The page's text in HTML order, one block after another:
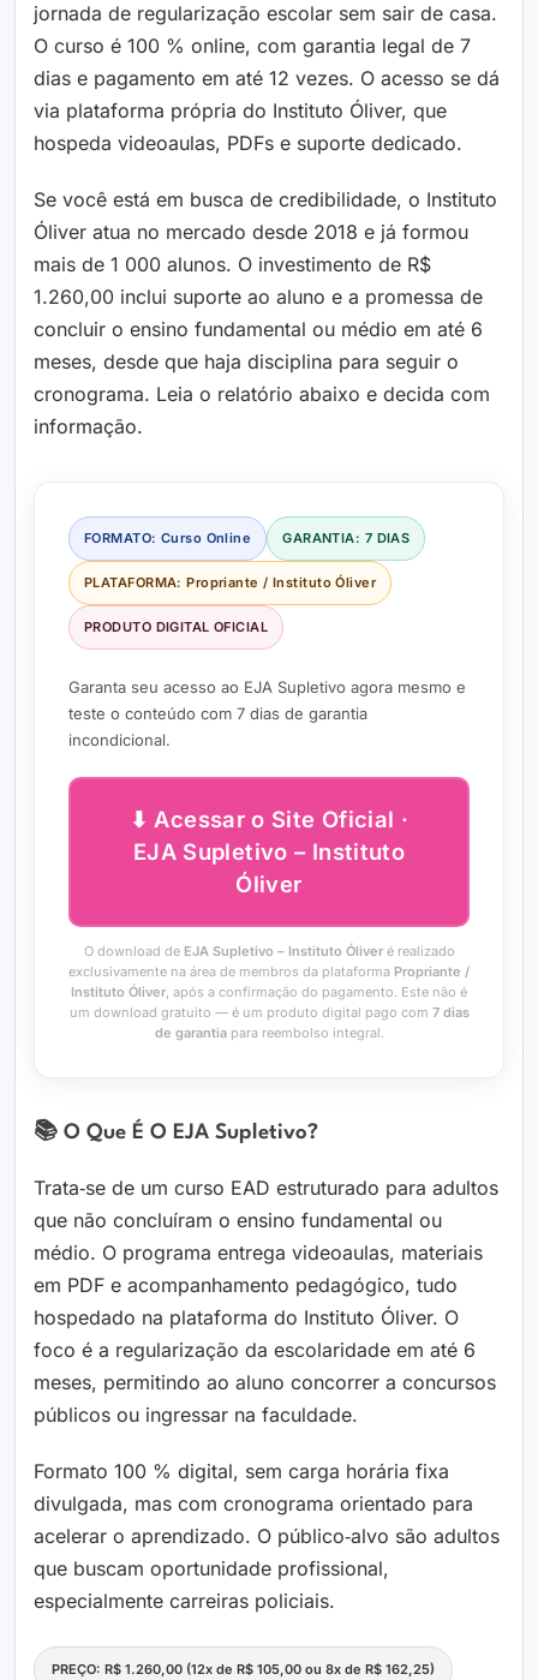
jornada de regularização escolar sem sair de casa.
O curso é 100 % online, com garantia legal de 7
dias e pagamento em até 12 vezes. O acesso se dá
via plataforma própria do Instituto Óliver, que
hospeda videoaulas, PDFs e suporte dedicado.
Se você está em busca de credibilidade, o Instituto
Óliver atua no mercado desde 2018 e já formou
mais de 1 000 alunos. O investimento de R$
1.260,00 inclui suporte ao aluno e a promessa de
concluir o ensino fundamental ou médio em até 6
meses, desde que haja disciplina para seguir o
cronograma. Leia o relatório abaixo e decida com
informação.
FORMATO: Curso Online GARANTIA: 7 DIAS
PLATAFORMA: Propriante / Instituto Óliver
PRODUTO DIGITAL OFICIAL
Garanta seu acesso ao EJA Supletivo agora mesmo e
teste o conteúdo com 7 dias de garantia
incondicional.
⬇ Acessar o Site Oficial ·
EJA Supletivo – Instituto
Óliver
O download de EJA Supletivo – Instituto Óliveré realizado
exclusivamente na área de membros da plataforma Propriante /
Instituto Óliver, após a confirmação do pagamento. Este não é
um download gratuito — é um produto digital pago com 7 dias
de garantiapara reembolso integral.
📚 O Que É O EJA Supletivo?
Trata‑se de um curso EAD estruturado para adultos
que não concluíram o ensino fundamental ou
médio. O programa entrega videoaulas, materiais
em PDF e acompanhamento pedagógico, tudo
hospedado na plataforma do Instituto Óliver. O
foco é a regularização da escolaridade em até 6
meses, permitindo ao aluno concorrer a concursos
públicos ou ingressar na faculdade.
Formato 100 % digital, sem carga horária fixa
divulgada, mas com cronograma orientado para
acelerar o aprendizado. O público‑alvo são adultos
que buscam oportunidade profissional,
especialmente carreiras policiais.
PREÇO: R$ 1.260,00 (12x de R$ 105,00 ou 8x de R$ 162,25)